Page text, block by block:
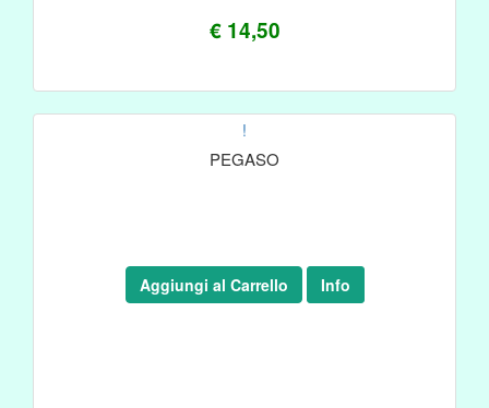
€ 14,50
!
PEGASO
Aggiungi al Carrello Info